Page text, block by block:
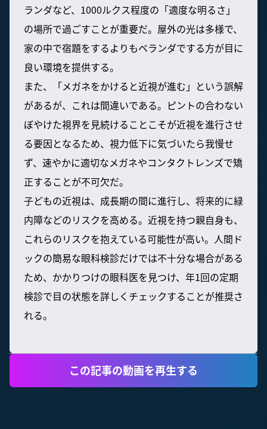
ランダなど、1000ルクス程度の「適度な明るさ」
の場所で過ごすことが重要だ。屋外の光は多様で、
家の中で宿題をするよりもベランダでする方が目に
良い環境を提供する。
また、「メガネをかけると近視が進む」という誤解
があるが、これは間違いである。ピントの合わない
ぼやけた視界を見続けることこそが近視を進行させ
る要因となるため、視力低下に気づいたら我慢せ
ず、速やかに適切なメガネやコンタクトレンズで矯
正することが不可欠だ。
子どもの近視は、成長期の間に進行し、将来的に緑
内障などのリスクを高める。近視を持つ親自身も、
これらのリスクを抱えている可能性が高い。人間ド
ックの簡易な眼科検診だけでは不十分な場合がある
ため、かかりつけの眼科医を見つけ、年1回の定期
検診で目の状態を詳しくチェックすることが推奨さ
れる。
この記事の動画を再生する